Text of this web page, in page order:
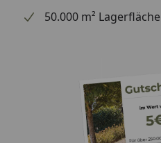
50.000 m² Lagerfläche